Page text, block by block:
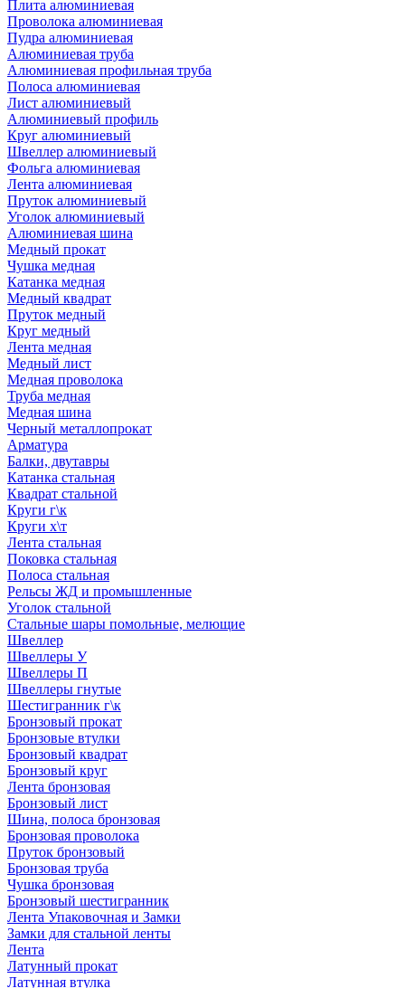
Плита алюминиевая
Проволока алюминиевая
Пудра алюминиевая
Алюминиевая труба
Алюминиевая профильная труба
Полоса алюминиевая
Лист алюминиевый
Алюминиевый профиль
Круг алюминиевый
Швеллер алюминиевый
Фольга алюминиевая
Лента алюминиевая
Пруток алюминиевый
Уголок алюминиевый
Алюминиевая шина
Медный прокат
Чушка медная
Катанка медная
Медный квадрат
Пруток медный
Круг медный
Лента медная
Медный лист
Медная проволока
Труба медная
Медная шина
Черный металлопрокат
Арматура
Балки, двутавры
Катанка стальная
Квадрат стальной
Круги г\к
Круги х\т
Лента стальная
Поковка стальная
Полоса стальная
Рельсы ЖД и промышленные
Уголок стальной
Стальные шары помольные, мелющие
Швеллер
Швеллеры У
Швеллеры П
Швеллеры гнутые
Шестигранник г\к
Бронзовый прокат
Бронзовые втулки
Бронзовый квадрат
Бронзовый круг
Лента бронзовая
Бронзовый лист
Шина, полоса бронзовая
Бронзовая проволока
Пруток бронзовый
Бронзовая труба
Чушка бронзовая
Бронзовый шестигранник
Лента Упаковочная и Замки
Замки для стальной ленты
Лента
Латунный прокат
Латунная втулка